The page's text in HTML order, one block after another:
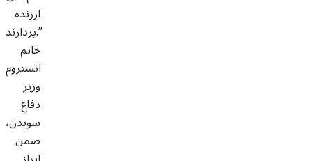
ارزنده
بردارند.”
خانم
انستروم
وزیر
دفاع
سویدن،
ضمن